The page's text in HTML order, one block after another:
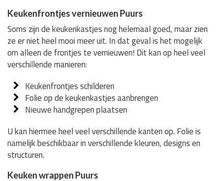
Keukenfrontjes vernieuwen Puurs
Soms zijn de keukenkastjes nog helemaal goed, maar zien
ze er niet heel mooi meer uit. In dat geval is het mogelijk
om alleen de frontjes te vernieuwen! Dit kan op heel veel
verschillende manieren:
Keukenfrontjes schilderen
Folie op de keukenkastjes aanbrengen
Nieuwe handgrepen plaatsen
U kan hiermee heel veel verschillende kanten op. Folie is
namelijk beschikbaar in verschillende kleuren, designs en
structuren.
Keuken wrappen Puurs